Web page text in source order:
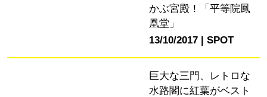
かぶ宮殿！「平等院鳳
凰堂」
13/10/2017
SPOT
巨大な三門、レトロな
水路閣に紅葉がベスト